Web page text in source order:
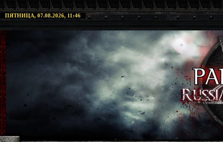
ПЯТНИЦА, 07.08.2026, 11:46